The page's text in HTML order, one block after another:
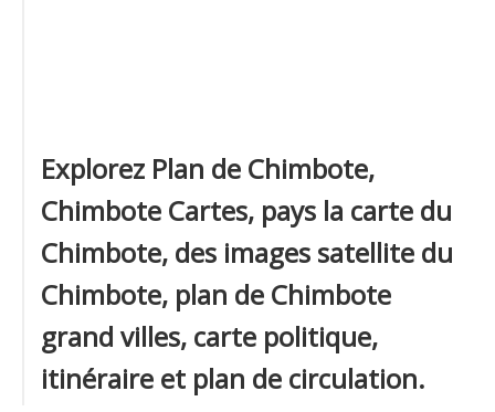
Explorez Plan de Chimbote,
Chimbote Cartes, pays la carte du
Chimbote, des images satellite du
Chimbote, plan de Chimbote
grand villes, carte politique,
itinéraire et plan de circulation.